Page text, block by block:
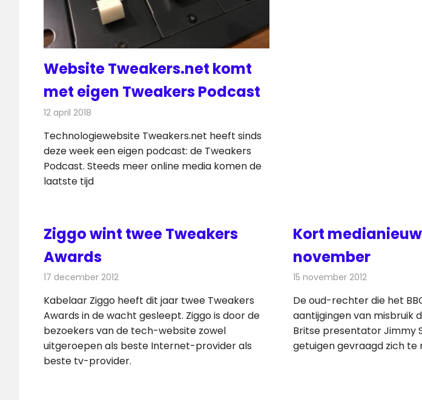
Website Tweakers.net komt
met eigen Tweakers Podcast
12 april 2018
Technologiewebsite Tweakers.net heeft sinds
deze week een eigen podcast: de Tweakers
Podcast. Steeds meer online media komen de
laatste tijd
Ziggo wint twee Tweakers
Awards
17 december 2012
Kabelaar Ziggo heeft dit jaar twee Tweakers
Awards in de wacht gesleept. Ziggo is door de
bezoekers van de tech-website zowel
uitgeroepen als beste Internet-provider als
beste tv-provider.
Kort
november
15 november 2012
De oud-rechter die het
aantijgingen van misbruik
Britse presentator Jimmy
getuigen gevraagd zich te